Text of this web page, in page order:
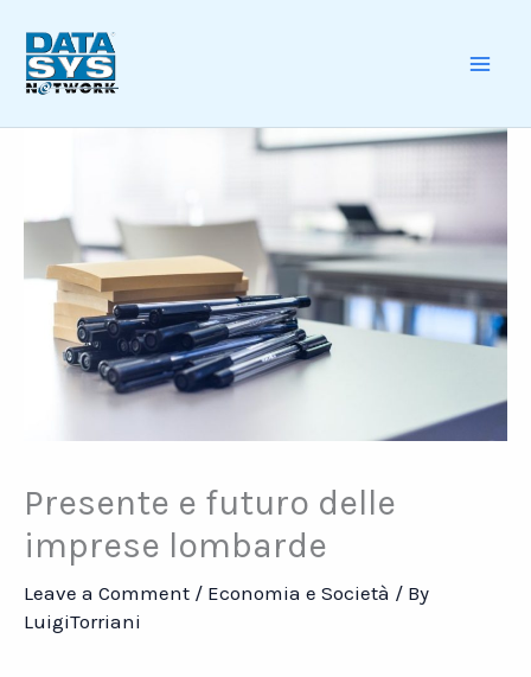
content
Presente e futuro delle
imprese lombarde
Leave a Comment / Economia e Società / By
LuigiTorriani